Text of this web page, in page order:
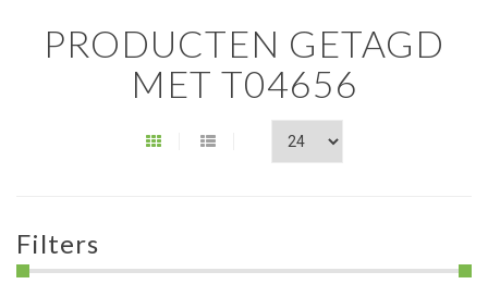
PRODUCTEN GETAGD
MET T04656
Filters